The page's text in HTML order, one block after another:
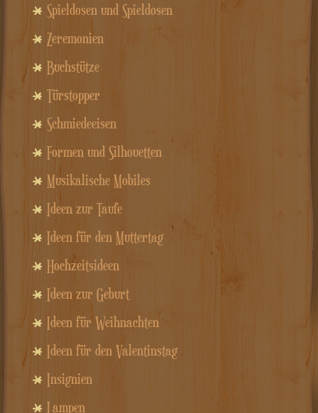
Spieldosen und Spieldosen
Zeremonien
Buchstütze
Türstopper
Schmiedeeisen
Formen und Silhouetten
Musikalische Mobiles
Ideen zur Taufe
Ideen für den Muttertag
Hochzeitsideen
Ideen zur Geburt
Ideen für Weihnachten
Ideen für den Valentinstag
Insignien
Lampen